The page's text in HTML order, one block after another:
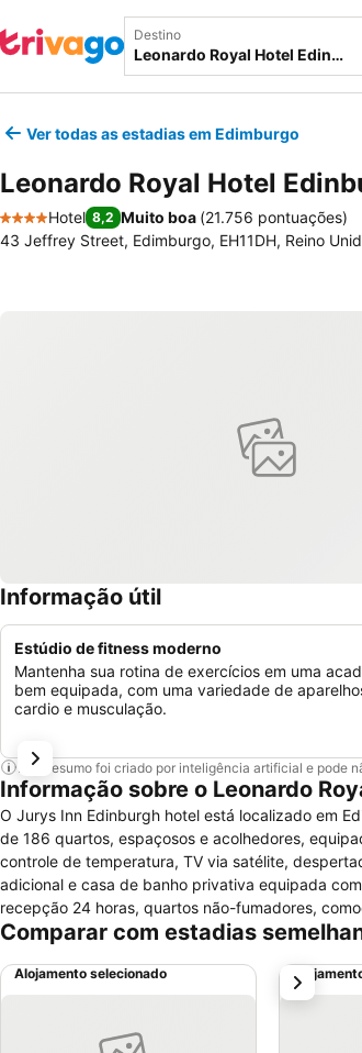
Destino
Ver todas as estadias em Edimburgo
Leonardo Royal Hotel
4 Estrelas
Hotel 8,2 Muito boa (21.756 pontuações)
43 Jeffrey Street, Edimburgo, EH11DH, Reino
Informação útil
Estúdio de fitness moderno
Mantenha sua rotina de exercícios em uma
bem equipada, com uma variedade de
cardio e musculação.
Este resumo foi criado por inteligência artificial e pode
Informação sobre o Leonardo
O Jurys Inn Edinburgh hotel está localizado em
de 186 quartos, espaçosos e acolhedores,
controle de temperatura, TV via satélite,
adicional e casa de banho privativa equipada
recepção 24 horas, quartos não-fumadores,
recepção, serviços de câmbios, aquecimento,
multilingüe, check-in e check-out. Os hóspedes
Comparar com estadias
Alojamento selecionado próximo